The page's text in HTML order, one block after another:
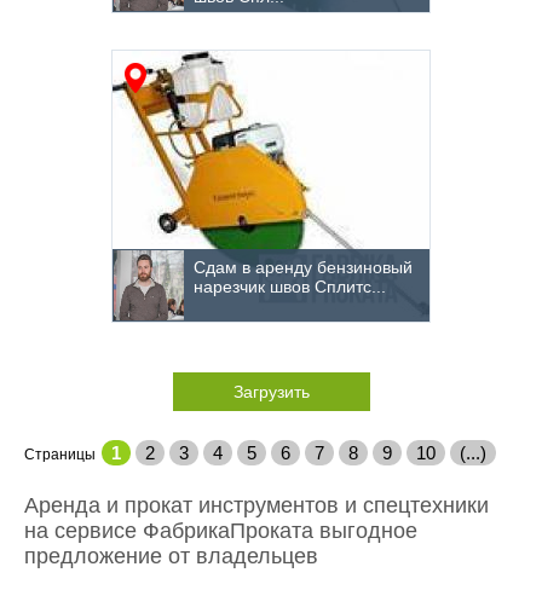
Сдам в аренду бензиновый
нарезчик швов Сплитс...
Загрузить
Страницы 1 2 3 4 5 6 7 8 9 10 (...)
Аренда и прокат инструментов и спецтехники
на сервисе ФабрикаПроката выгодное
предложение от владельцев